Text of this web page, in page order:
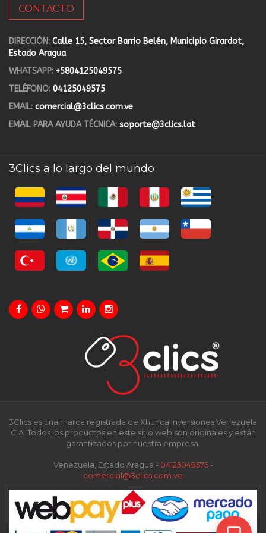
CONTACTO
DIRECCIÓN: Calle 15, Sector Barrio Belén, Municipio Girardot,
Estado Aragua
WHATSAPP: +5804125049575
TELÉFONO: 04125049575
EMAIL: comercial@3clics.com.ve
EMAIL PARA AYUDA TÉCNICA: soporte@3clics.lat
3Clics a lo largo del mundo
3Clics es una marca registrada de Xhunca Inversiones Venezuela
C.A. Todos los productos en este sitio web son originales y están
garantizados por nuestra empresa.
Venezuela, Estado Aragua - 04125049575-
comercial@3clics.com.ve